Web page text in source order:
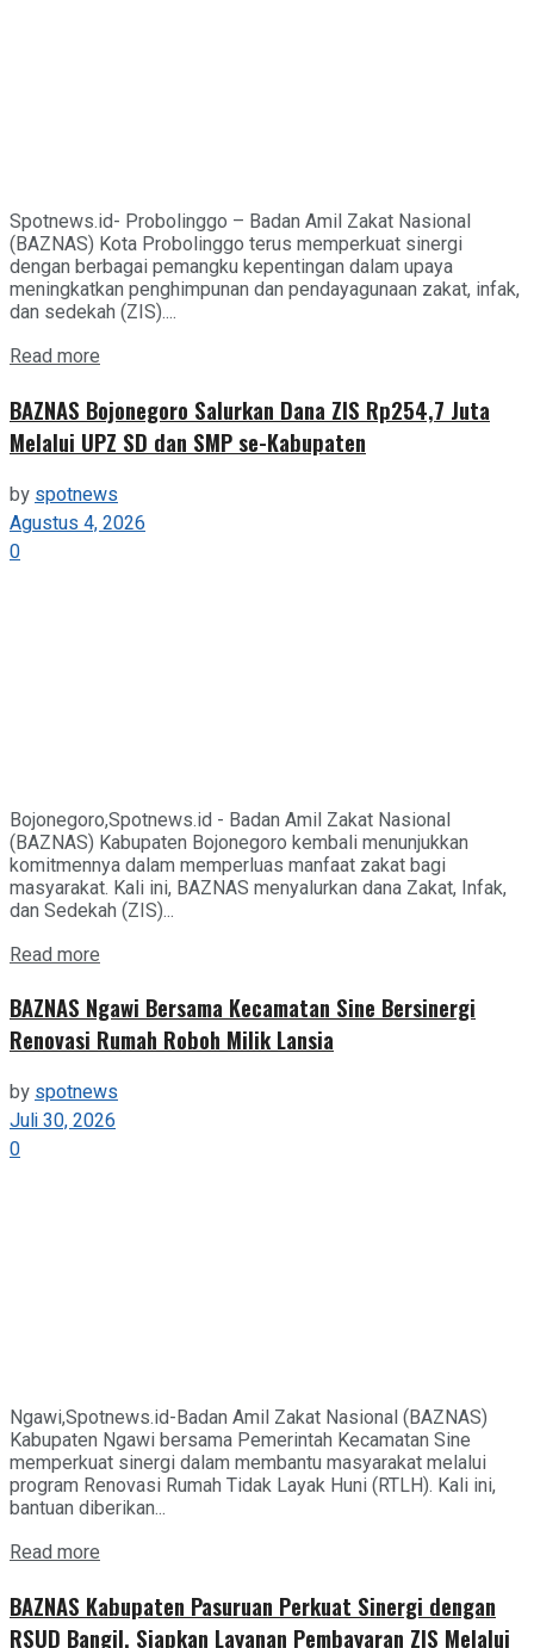
Spotnews.id- Probolinggo – Badan Amil Zakat Nasional
(BAZNAS) Kota Probolinggo terus memperkuat sinergi
dengan berbagai pemangku kepentingan dalam upaya
meningkatkan penghimpunan dan pendayagunaan zakat, infak,
dan sedekah (ZIS)....
Read more
BAZNAS Bojonegoro Salurkan Dana ZIS Rp254,7 Juta
Melalui UPZ SD dan SMP se-Kabupaten
by spotnews
Agustus 4, 2026
0
Bojonegoro,Spotnews.id - Badan Amil Zakat Nasional
(BAZNAS) Kabupaten Bojonegoro kembali menunjukkan
komitmennya dalam memperluas manfaat zakat bagi
masyarakat. Kali ini, BAZNAS menyalurkan dana Zakat, Infak,
dan Sedekah (ZIS)...
Read more
BAZNAS Ngawi Bersama Kecamatan Sine Bersinergi
Renovasi Rumah Roboh Milik Lansia
byspotnews
Juli 30, 2026
0
Ngawi,Spotnews.id-Badan Amil Zakat Nasional (BAZNAS)
Kabupaten Ngawi bersama Pemerintah Kecamatan Sine
memperkuat sinergi dalam membantu masyarakat melalui
program Renovasi Rumah Tidak Layak Huni (RTLH). Kali ini,
bantuan diberikan...
Read more
BAZNAS Kabupaten Pasuruan Perkuat Sinergi dengan
RSUD Bangil, Siapkan Layanan Pembayaran ZIS Melalui